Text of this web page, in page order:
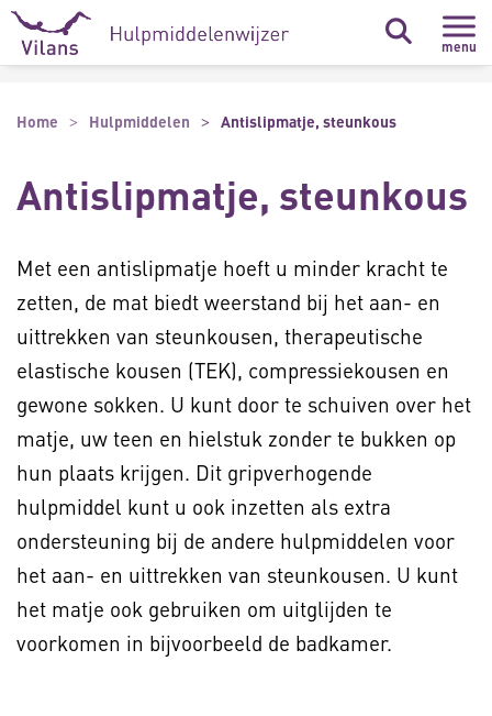
Naar hoofdinhoud
Naar footer
menu
Home Hulpmiddelen Antislipmatje, steunkous
Antislipmatje, steunkous
Met een antislipmatje hoeft u minder kracht te
zetten, de mat biedt weerstand bij het aan- en
uittrekken van steunkousen, therapeutische
elastische kousen (TEK), compressiekousen en
gewone sokken. U kunt door te schuiven over het
matje, uw teen en hielstuk zonder te bukken op
hun plaats krijgen. Dit gripverhogende
hulpmiddel kunt u ook inzetten als extra
ondersteuning bij de andere hulpmiddelen voor
het aan- en uittrekken van steunkousen. U kunt
het matje ook gebruiken om uitglijden te
voorkomen in bijvoorbeeld de badkamer.